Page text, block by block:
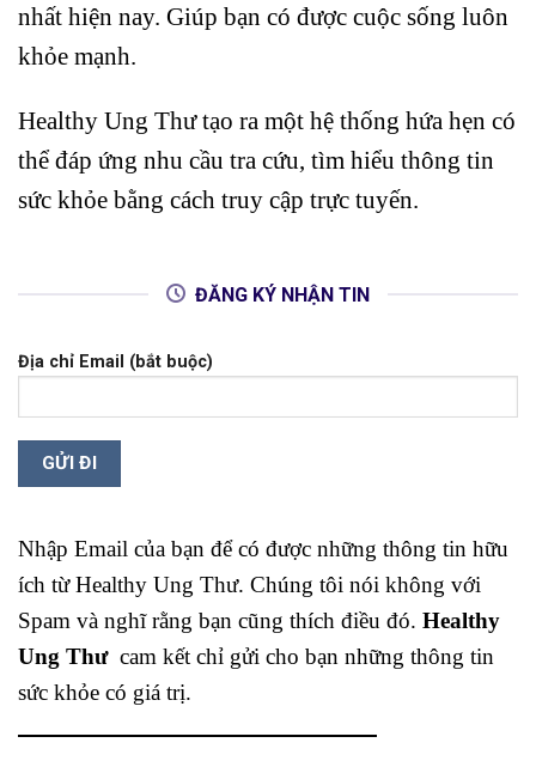
nhất hiện nay. Giúp bạn có được cuộc sống luôn
khỏe mạnh.
Healthy Ung Thư tạo ra một hệ thống hứa hẹn có
thể đáp ứng nhu cầu tra cứu, tìm hiểu thông tin
sức khỏe bằng cách truy cập trực tuyến.
ĐĂNG KÝ NHẬN TIN
Địa chỉ Email (bắt buộc)
Nhập Email của bạn để có được những thông tin hữu
ích từ Healthy Ung Thư. Chúng tôi nói không với
Spam và nghĩ rằng bạn cũng thích điều đó. Healthy
Ung Thư cam kết chỉ gửi cho bạn những thông tin
sức khỏe có giá trị.